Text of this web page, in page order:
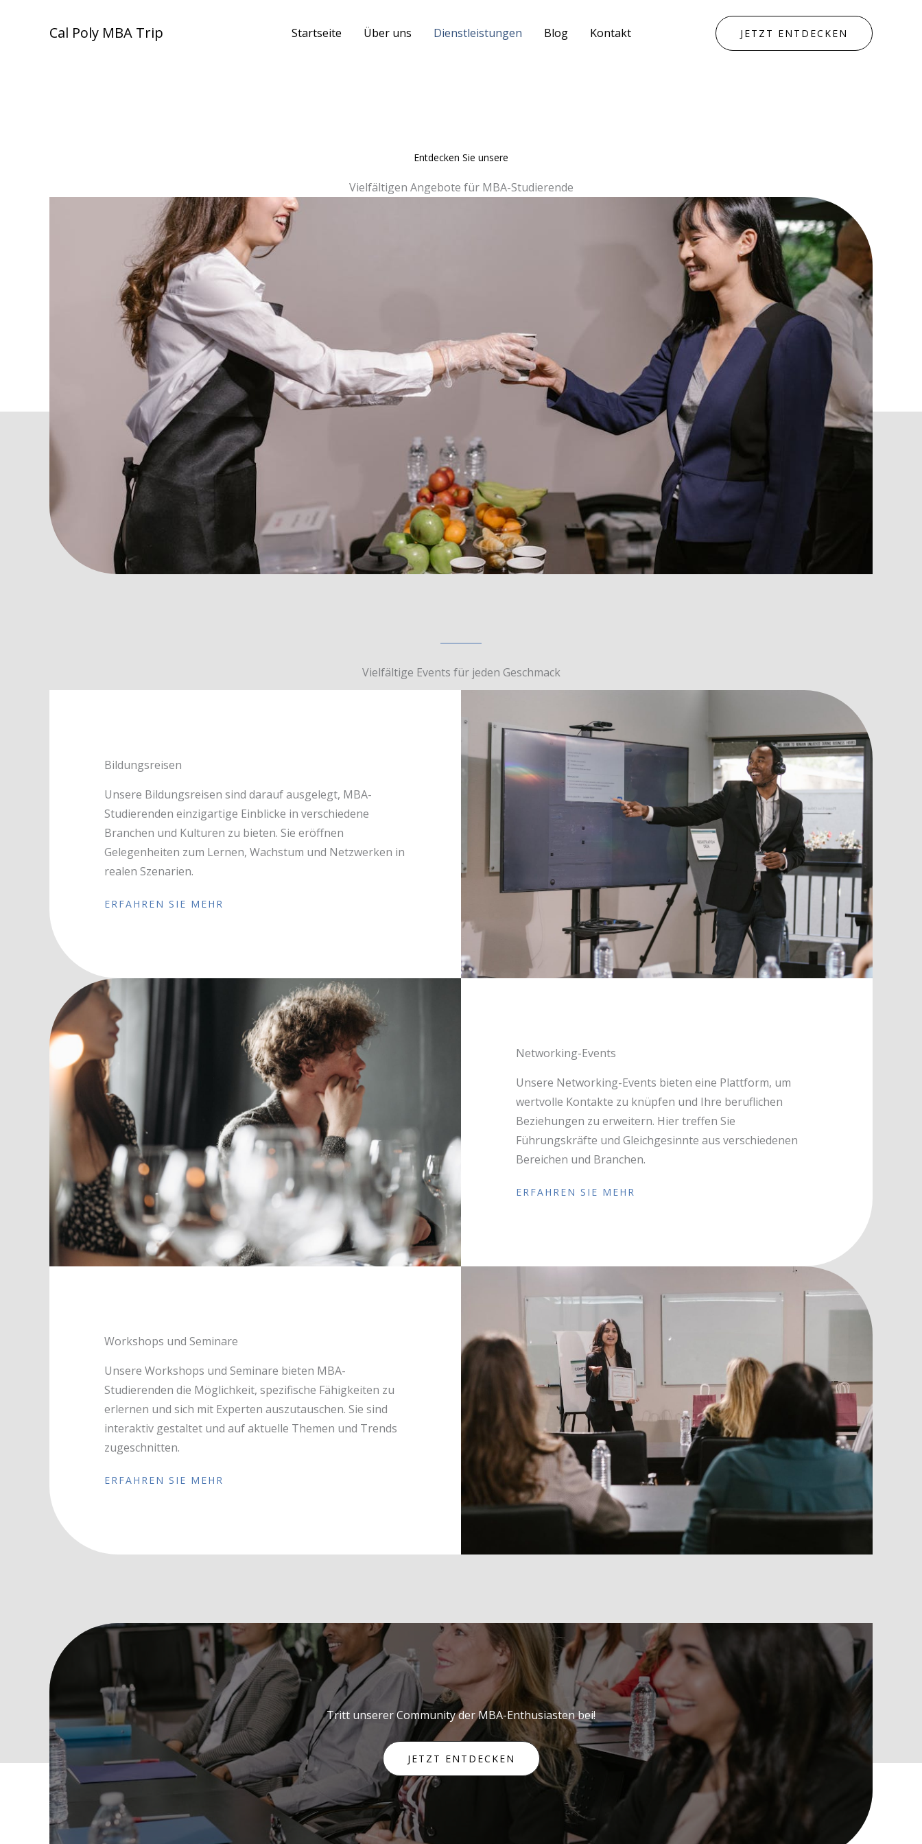
Cal Poly MBA Trip Startseite Über uns Dienstleistungen Blog Kontakt JETZT ENTDECKEN
Entdecken Sie unsere
Vielfältigen Angebote für MBA-Studierende
Vielfältige Events für jeden Geschmack
Bildungsreisen
Unsere Bildungsreisen sind darauf ausgelegt, MBA-
Studierenden einzigartige Einblicke in verschiedene
Branchen und Kulturen zu bieten. Sie eröffnen
Gelegenheiten zum Lernen, Wachstum und Netzwerken in
realen Szenarien.
ERFAHREN SIE MEHR
Networking-Events
Unsere Networking-Events bieten eine Plattform, um
wertvolle Kontakte zu knüpfen und Ihre beruflichen
Beziehungen zu erweitern. Hier treffen Sie
Führungskräfte und Gleichgesinnte aus verschiedenen
Bereichen und Branchen.
ERFAHREN SIE MEHR
Workshops und Seminare
Unsere Workshops und Seminare bieten MBA-
Studierenden die Möglichkeit, spezifische Fähigkeiten zu
erlernen und sich mit Experten auszutauschen. Sie sind
interaktiv gestaltet und auf aktuelle Themen und Trends
zugeschnitten.
ERFAHREN SIE MEHR
Tritt unserer Community der MBA-Enthusiasten bei!
JETZT ENTDECKEN